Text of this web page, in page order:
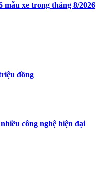
xe trong tháng 8/2026
đồng
công nghệ hiện đại